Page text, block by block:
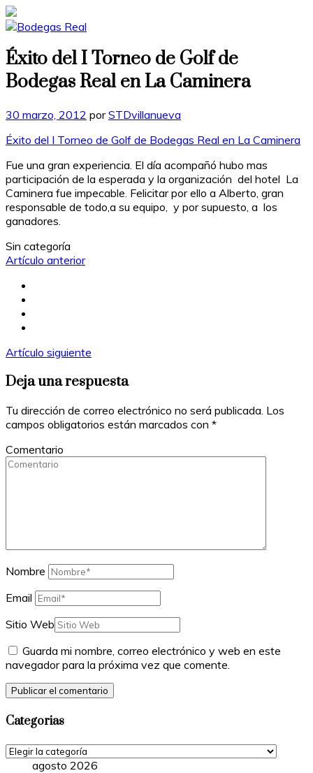
Éxito del I Torneo de Golf de
Bodegas Real en La Caminera
Publicado
30 marzo, 2012 porSTDvillanueva
Éxito del I Torneo de Golf de Bodegas Real en La Caminera
Fue una gran experiencia. El día acompañó hubo mas
participación de la esperada y la organización del hotel La
Caminera fue impecable. Felicitar por ello a Alberto, gran
responsable de todo,a su equipo, y por supuesto, a los
ganadores.
Categorías
Sin categoría
Artículo anterior
Artículo siguiente
Deja una respuesta
Tu dirección de correo electrónico no será publicada. Los
campos obligatorios están marcados con *
Comentario
Nombre
Email
Sitio Web
Guarda mi nombre, correo electrónico y web en este
navegador para la próxima vez que comente.
Categorias
Categorias
agosto 2026